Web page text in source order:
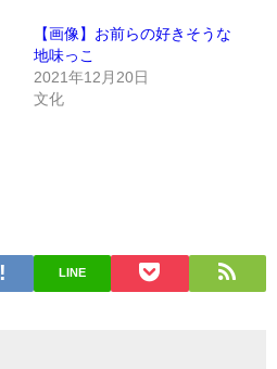
【画像】お前らの好きそうな
地味っこ
2021年12月20日
文化
LINE